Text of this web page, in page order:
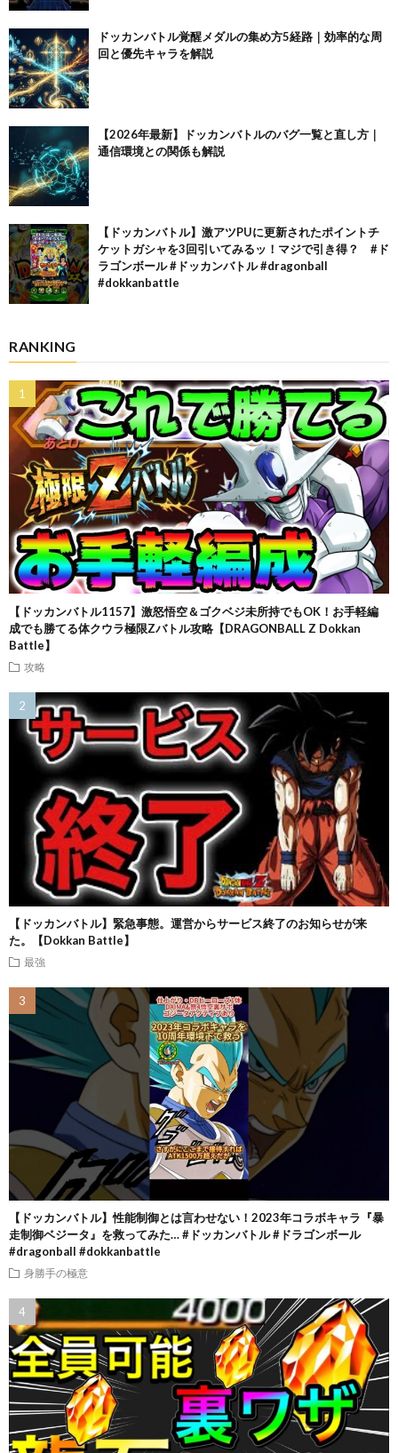
ドッカンバトル覚醒メダルの集め方5経路｜効率的な周
回と優先キャラを解説
【2026年最新】ドッカンバトルのバグ一覧と直し方｜
通信環境との関係も解説
【ドッカンバトル】激アツPUに更新されたポイントチ
ケットガシャを3回引いてみるッ！マジで引き得？ #ド
ラゴンボール #ドッカンバトル #dragonball
#dokkanbattle
RANKING
【ドッカンバトル1157】激怒悟空＆ゴクベジ未所持でもOK！お手軽編
成でも勝てる体クウラ極限Zバトル攻略【DRAGONBALL Z Dokkan
Battle】
攻略
【ドッカンバトル】緊急事態。運営からサービス終了のお知らせが来
た。【Dokkan Battle】
最強
【ドッカンバトル】性能制御とは言わせない！2023年コラボキャラ『暴
走制御ベジータ』を救ってみた… #ドッカンバトル #ドラゴンボール
#dragonball #dokkanbattle
身勝手の極意